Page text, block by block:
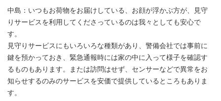
中島：いつもお荷物をお届けしている、お顔が浮かぶ方が、見守
りサービスを利用してくださっているのは我々としても安心で
す。
見守りサービスにもいろいろな種類があり、警備会社では事前に
鍵を預かっておき、緊急通報時には家の中に入って様子を確認す
るものもあります。または訪問はせず、センサーなどで異常をお
知らせするのみのサービスを安価で提供しているところもありま
す。